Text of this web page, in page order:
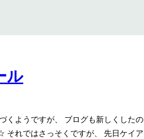
ル
くようですが、 ブログも新しくしたの
それではさっそくですが、 先日ケイア